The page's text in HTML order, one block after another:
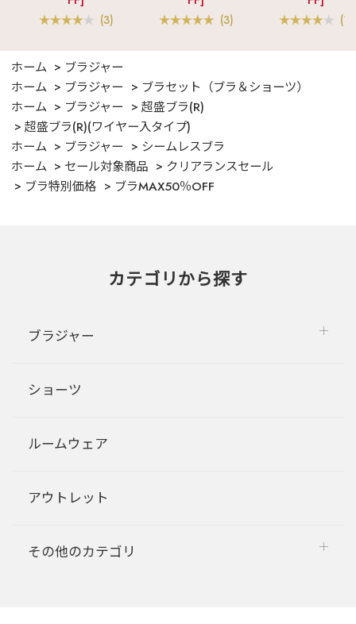
(3) (3) (1)
ホーム
ブラジャー
ホーム
ブラジャー
ブラセット（ブラ＆ショーツ）
ホーム
ブラジャー
超盛ブラ(R)
超盛ブラ(R)(ワイヤー入タイプ)
ホーム
ブラジャー
シームレスブラ
ホーム
セール対象商品
クリアランスセール
ブラ特別価格
ブラMAX50％OFF
カテゴリから探す
ブラジャー
ショーツ
ルームウェア
アウトレット
その他のカテゴリ